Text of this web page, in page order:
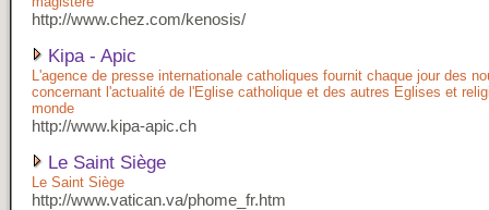
http://www.chez.com/kenosis/
Kipa - Apic
L'agence de presse internationale catholiques fournit chaque jour des
concernant l'actualité de l'Eglise catholique et des autres Eglises et
monde
http://www.kipa-apic.ch
Le Saint Siège
Le Saint Siège
http://www.vatican.va/phome_fr.htm